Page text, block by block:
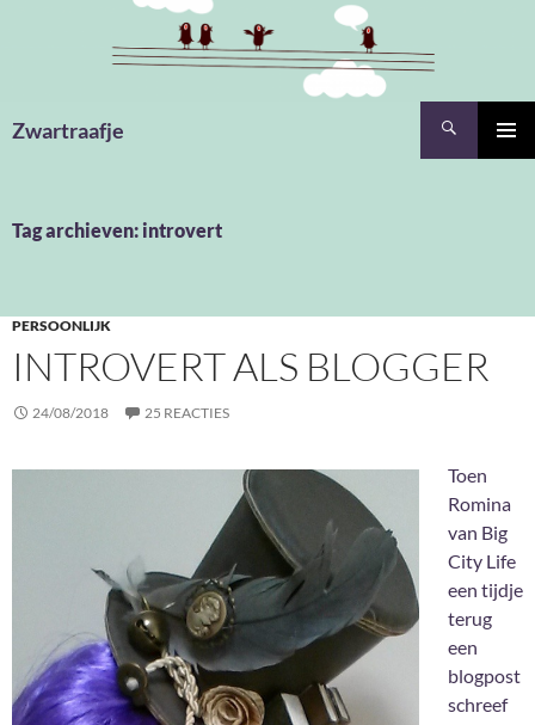
Zwartraafje
Tag archieven: introvert
PERSOONLIJK
INTROVERT ALS BLOGGER
24/08/2018 25 REACTIES
Toen
Romina
van Big
City Life
een tijdje
terug
een
blogpost
schreef